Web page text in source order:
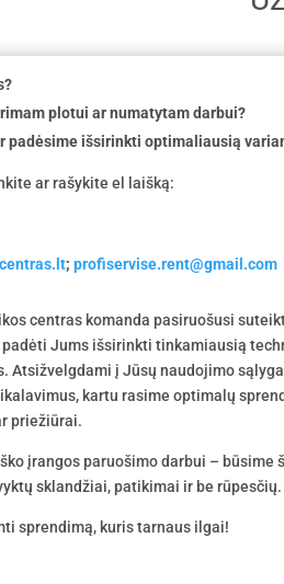
plotui ar numatytam darbui?
padėsime išsirinkti optimaliausią
ar rašykite el laišką:
;profiservise.rent@gmail.com
centras komanda pasiruošusi
Jums išsirinkti tinkamiausią
Atsižvelgdami į Jūsų naudojimo
kartu rasime optimalų
priežiūrai.
įrangos paruošimo darbui – būsime
sklandžiai, patikimai ir be rūpesčių.
sprendimą, kuris tarnaus ilgai!